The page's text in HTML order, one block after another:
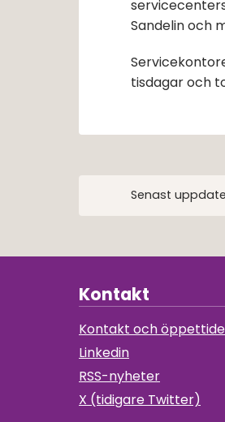
Sandelin och
tisdagar och
Senast
Kontakt
Kontakt och
Linkedin
RSS-nyheter
X (tidigare Twitter)